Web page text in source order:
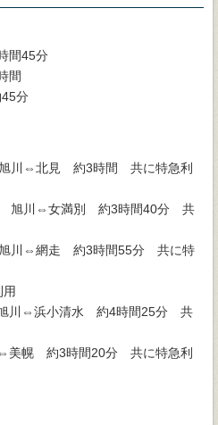
間45分
間
分
川⇔北見 約3時間 共に特急利
旭川⇔女満別 約3時間40分 共
川⇔網走 約3時間55分 共に特
川⇔浜小清水 約4時間25分 共
幌 約3時間20分 共に特急利